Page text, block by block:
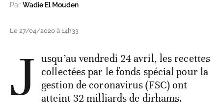
Par Wadie El Mouden
Le 27/04/2020 à 14h33
J usqu’au vendredi 24 avril, les recettes
collectées par le fonds spécial pour la
gestion de coronavirus (FSC) ont
atteint 32 milliards de dirhams.